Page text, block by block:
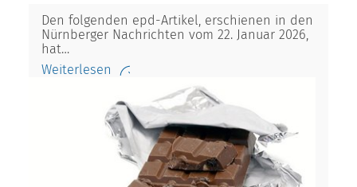
Den folgenden epd-Artikel, erschienen in den
Nürnberger Nachrichten vom 22. Januar 2026,
hat…
Weiterlesen